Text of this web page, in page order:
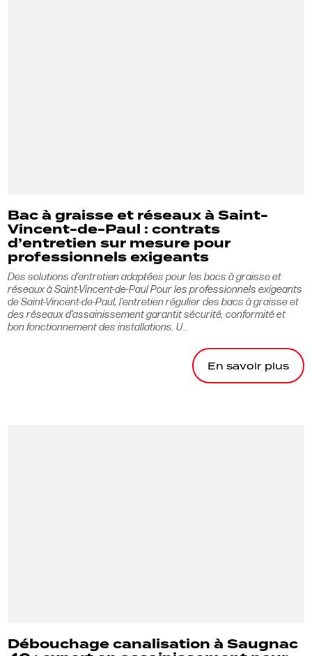
Bac à graisse et réseaux à Saint-
Vincent-de-Paul : contrats
d’entretien sur mesure pour
professionnels exigeants
Des solutions d’entretien adaptées pour les bacs à graisse et
réseaux à Saint-Vincent-de-Paul Pour les professionnels exigeants
de Saint-Vincent-de-Paul, l’entretien régulier des bacs à graisse et
des réseaux d’assainissement garantit sécurité, conformité et
bon fonctionnement des installations. U...
En savoir plus
Débouchage canalisation à Saugnac